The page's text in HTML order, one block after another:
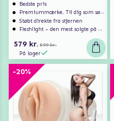
Bedste pris
Premiummærke. Til dig som søger ekstra høj kvalitet.
Støbt direkte fra stjernen
Fleshlight – den mest solgte på markedet
579 kr. 599 kr.
På lager
-20%